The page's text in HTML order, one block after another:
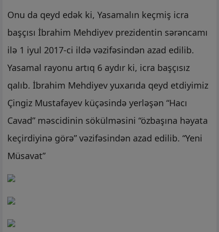
Onu da qeyd edək ki, Yasamalın keçmiş icra
başçısı İbrahim Mehdiyev prezidentin sərəncamı
ilə 1 iyul 2017-ci ildə vəzifəsindən azad edilib.
Yasamal rayonu artıq 6 aydır ki, icra başçısız
qalıb. İbrahim Mehdiyev yuxarıda qeyd etdiyimiz
Çingiz Mustafayev küçəsində yerləşən “Hacı
Cavad” məscidinin sökülməsini “özbaşına həyata
keçirdiyinə görə” vəzifəsindən azad edilib. “Yeni
Müsavat”